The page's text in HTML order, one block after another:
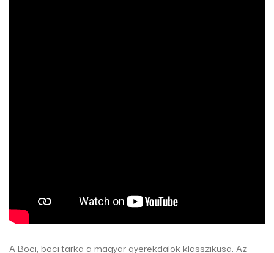
A Boci, boci tarka a magyar gyerekdalok klasszikusa. Az